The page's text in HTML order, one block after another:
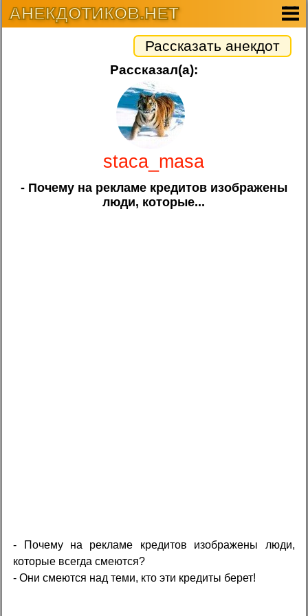
АНЕКДОТИКОВ.НЕТ
Рассказать анекдот
Рассказал(а):
staca_masa
- Почему на рекламе кредитов изображены
люди, которые...
- Почему на рекламе кредитов изображены люди,
которые всегда смеются?
- Они смеются над теми, кто эти кредиты берет!